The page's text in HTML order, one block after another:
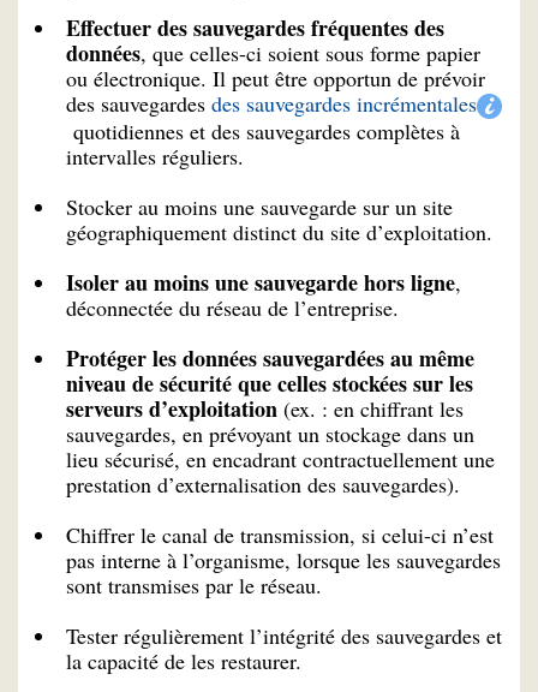
Effectuer des sauvegardes fréquentes des
données, que celles-ci soient sous forme papier
ou électronique. Il peut être opportun de prévoir
des sauvegardes des sauvegardes incrémentales
quotidiennes et des sauvegardes complètes à
intervalles réguliers.
Stocker au moins une sauvegarde sur un site
géographiquement distinct du site d’exploitation.
Isoler au moins une sauvegarde hors ligne,
déconnectée du réseau de l’entreprise.
Protéger les données sauvegardées au même
niveau de sécurité que celles stockées sur les
serveurs d’exploitation (ex. : en chiffrant les
sauvegardes, en prévoyant un stockage dans un
lieu sécurisé, en encadrant contractuellement une
prestation d’externalisation des sauvegardes).
Chiffrer le canal de transmission, si celui-ci n’est
pas interne à l’organisme, lorsque les sauvegardes
sont transmises par le réseau.
Tester régulièrement l’intégrité des sauvegardes et
la capacité de les restaurer.